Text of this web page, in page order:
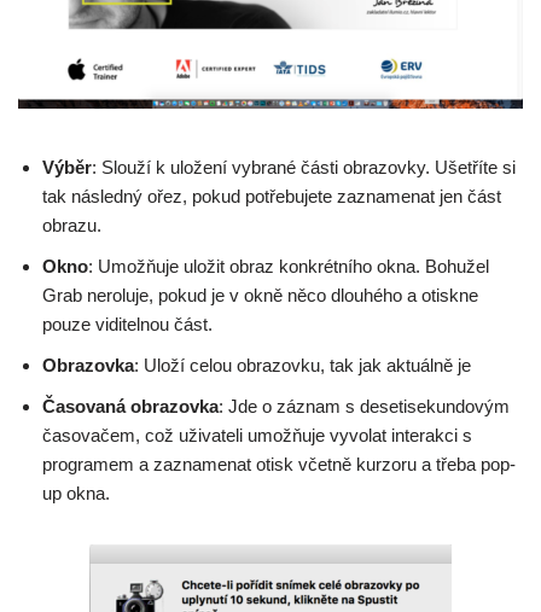
Výběr: Slouží k uložení vybrané části obrazovky. Ušetříte si
tak následný ořez, pokud potřebujete zaznamenat jen část
obrazu.
Okno: Umožňuje uložit obraz konkrétního okna. Bohužel
Grab neroluje, pokud je v okně něco dlouhého a otiskne
pouze viditelnou část.
Obrazovka: Uloží celou obrazovku, tak jak aktuálně je
Časovaná obrazovka: Jde o záznam s desetisekundovým
časovačem, což uživateli umožňuje vyvolat interakci s
programem a zaznamenat otisk včetně kurzoru a třeba pop-
up okna.